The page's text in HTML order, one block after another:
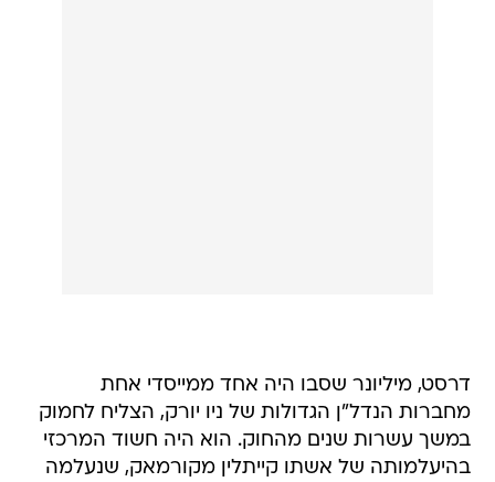
דרסט, מיליונר שסבו היה אחד ממייסדי אחת
מחברות הנדל"ן הגדולות של ניו יורק, הצליח לחמוק
במשך עשרות שנים מהחוק. הוא היה חשוד המרכזי
בהיעלמותה של אשתו קייתלין מקורמאק, שנעלמה